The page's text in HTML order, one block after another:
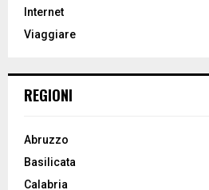
:Internet
Viaggiare
REGIONI
Abruzzo
Basilicata
Calabria